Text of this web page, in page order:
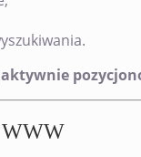
aktywnie
WWW